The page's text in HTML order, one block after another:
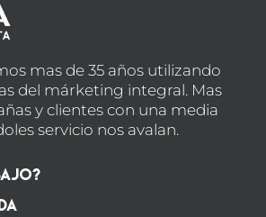
mas de 35 años utilizando
del márketing integral. Mas
y clientes con una media
servicio nos avalan.